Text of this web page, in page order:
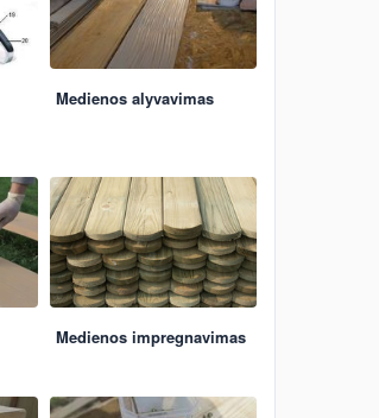
Medienos alyvavimas
Medienos impregnavimas